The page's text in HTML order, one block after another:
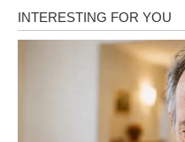
Priprema:
U šolju s toplom vodom
Zatim dodajte sok od
promiješajte sve